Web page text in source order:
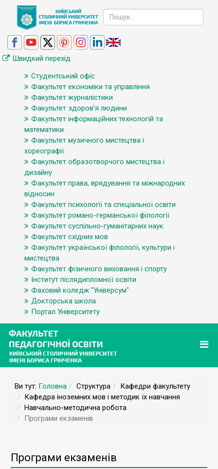
Швидкий перехід
Студентський офіс
Факультет економіки та управління
Факультет журналістики
Факультет здоров’я людини
Факультет інформаційних технологій та
математики
Факультет музичного мистецтва і
хореографії
Факультет образотворчого мистецтва і
дизайну
Факультет права, врядування та міжнародних
відносин
Факультет психології та спеціальної освіти
Факультет романо-германської філології
Факультет суспільно-гуманітарних наук
Факультет східних мов
Факультет української філології, культури і
мистецтва
Факультет фізичного виховання і спорту
Інститут післядипломної освіти
Фаховий коледж "Універсум"
Докторська школа
Портал Університету
Ви тут: Головна Структура
Кафедри факультету
Кафедра іноземних мов і методик їх навчання
Навчально-методична робота
Програми екзаменів
Програми екзаменів